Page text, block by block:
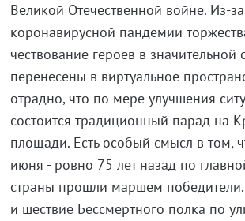
Великой Отечественной войне. Из-за
коронавирусной пандемии
чествование героев в значительной
перенесены в виртуальное
отрадно, что по мере улучшения
состоится традиционный парад на
площади. Есть особый смысл в том,
июня - ровно 75 лет назад по
страны прошли маршем
и шествие Бессмертного полка по